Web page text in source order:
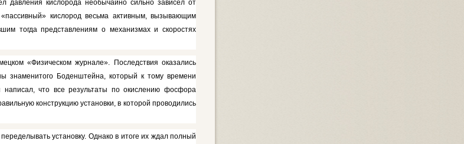
давления кислорода необычайно сильно зави­сел от
кислород весьма актив­ным, вызывающим
тогда представлени­ям о механизмах и скоростях
«Физическом журнале». Последствия оказались
знаменитого Боденштейна, который к тому времени
что все результаты по окис­лению фосфора
конструк­цию установки, в которой проводи­лись
установку. Одна­ко в итоге их ждал полный